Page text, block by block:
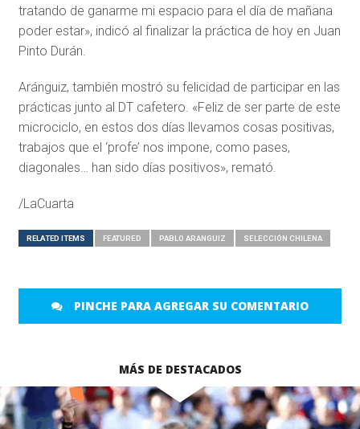
tratando de ganarme mi espacio para el día de mañana
poder estar», indicó al finalizar la práctica de hoy en Juan
Pinto Durán.
Aránguiz, también mostró su felicidad de participar en las
prácticas junto al DT cafetero. «Feliz de ser parte de este
microciclo, en estos dos días llevamos cosas positivas,
trabajos que el ‘profe’ nos impone, como pases,
diagonales… han sido días positivos», remató.
/LaCuarta
RELATED ITEMS FEATURED PABLO ARANGUIZ SELECCIÓN CHILENA
PINCHE PARA AGREGAR SU COMENTARIO
MÁS DE DESTACADOS